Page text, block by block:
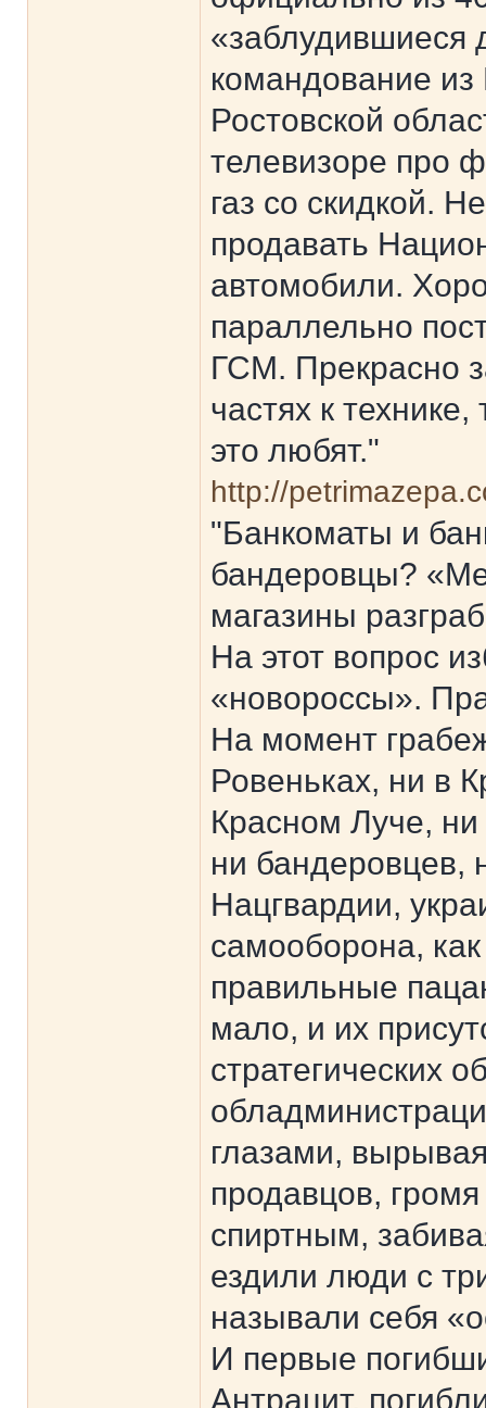
«заблудившиеся
командование
Ростовской
телевизоре про
газ со скидкой.
продавать
автомобили.
параллельно
ГСМ. Прекрасно
частях к
это любят."
http://
"Банкоматы и
бандеровцы?
магазины
На этот вопрос
«новороссы».
На момент
Ровеньках, ни в
Красном Луче,
ни бандеровцев,
Нацгвардии,
самооборона,
правильные
мало, и их
стратегических
глазами,
продавцов,
спиртным,
ездили люди с
называли себя
И первые
Антрацит,